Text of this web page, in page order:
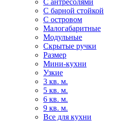
С антресолями
С барной стойкой
С островом
Малогабаритные
Модульные
Скрытые ручки
Размер
Мини-кухни
Узкие
3 кв. м.
5 кв. м.
6 кв. м.
9 кв. м.
Все для кухни